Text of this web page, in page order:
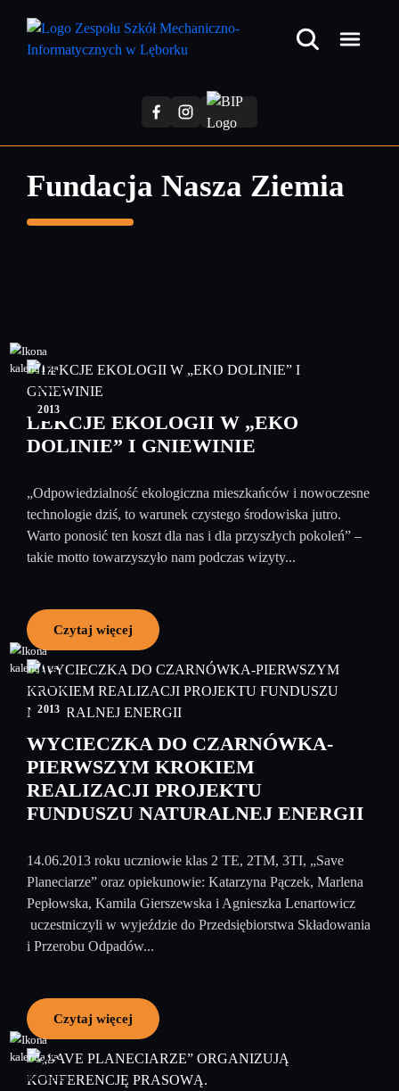
treści
Fundacja Nasza Ziemia
05
czerwiec
2013
LEKCJE EKOLOGII W „EKO
DOLINIE” I GNIEWINIE
„Odpowiedzialność ekologiczna mieszkańców i nowoczesne
technologie dziś, to warunek czystego środowiska jutro.
Warto ponosić ten koszt dla nas i dla przyszłych pokoleń” –
takie motto towarzyszyło nam podczas wizyty...
Czytaj więcej
05
czerwiec
2013
WYCIECZKA DO CZARNÓWKA-
PIERWSZYM KROKIEM
REALIZACJI PROJEKTU
FUNDUSZU NATURALNEJ ENERGII
14.06.2013 roku uczniowie klas 2 TE, 2TM, 3TI, „Save
Planeciarze” oraz opiekunowie: Katarzyna Pączek, Marlena
Pepłowska, Kamila Gierszewska i Agnieszka Lenartowicz
uczestniczyli w wyjeździe do Przedsiębiorstwa Składowania
i Przerobu Odpadów...
Czytaj więcej
25
kwiecień